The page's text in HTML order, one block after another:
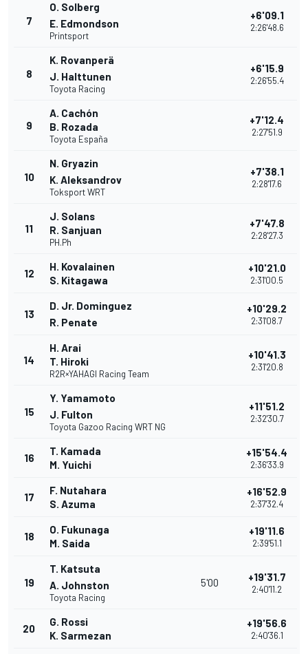
7
O. Solberg
E. Edmondson
Printsport
+6'09.1
2:26'48.6
8
K. Rovanperä
J. Halttunen
Toyota Racing
+6'15.9
2:26'55.4
9
A. Cachón
B. Rozada
Toyota España
+7'12.4
2:27'51.9
10
N. Gryazin
K. Aleksandrov
Toksport WRT
+7'38.1
2:28'17.6
11
J. Solans
R. Sanjuan
PH.Ph
+7'47.8
2:28'27.3
12
H. Kovalainen
S. Kitagawa
+10'21.0
2:31'00.5
13
D. Jr. Dominguez
R. Penate
+10'29.2
2:31'08.7
14
H. Arai
T. Hiroki
R2R×YAHAGI Racing Team
+10'41.3
2:31'20.8
15
Y. Yamamoto
J. Fulton
Toyota Gazoo Racing WRT NG
+11'51.2
2:32'30.7
16
T. Kamada
M. Yuichi
+15'54.4
2:36'33.9
17
F. Nutahara
S. Azuma
+16'52.9
2:37'32.4
18
O. Fukunaga
M. Saida
+19'11.6
2:39'51.1
19
T. Katsuta
A. Johnston
Toyota Racing
5'00 +19'31.7
2:40'11.2
20
G. Rossi
K. Sarmezan
+19'56.6
2:40'36.1